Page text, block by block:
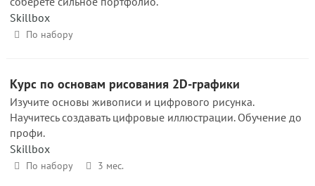
Skillbox
По набору
Курс по основам рисования 2D-графики
Изучите основы живописи и цифрового рисунка.
Научитесь создавать цифровые иллюстрации. Обучение до
профи.
Skillbox
По набору 3 мес.